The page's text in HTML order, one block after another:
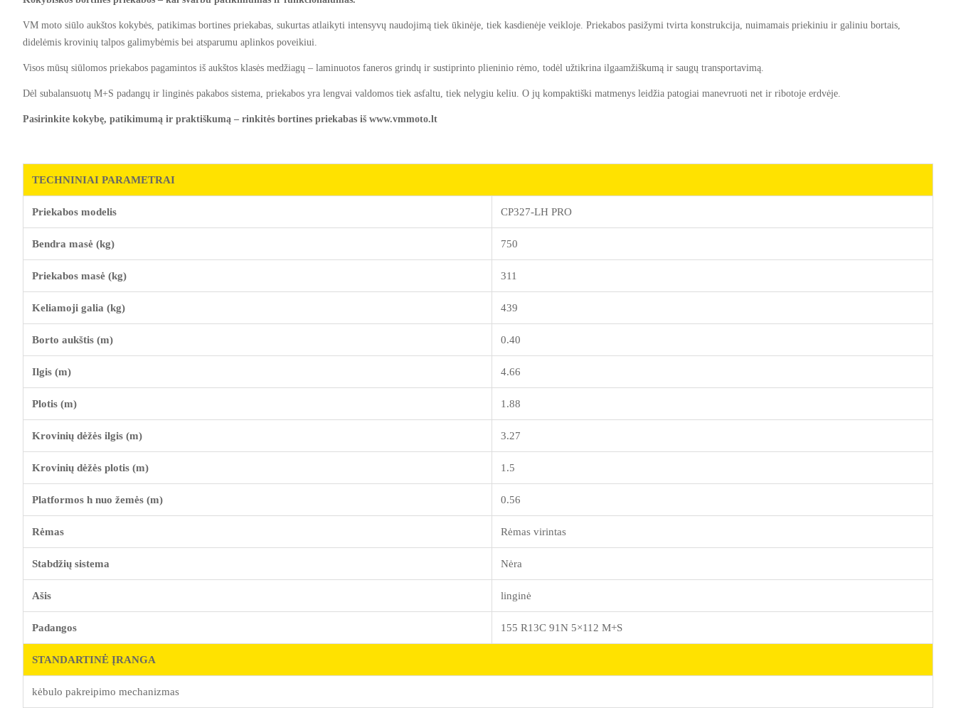
VM moto siūlo aukštos kokybės, patikimas bortines priekabas, sukurtas atlaikyti intensyvų naudojimą tiek ūkinėje, tiek kasdienėje veikloje. Priekabos pasižymi tvirta konstrukcija, nuimamais priekiniu ir galiniu bortais,
didelėmis krovinių talpos galimybėmis bei atsparumu aplinkos poveikiui.
Visos mūsų siūlomos priekabos pagamintos iš aukštos klasės medžiagų – laminuotos faneros grindų ir sustiprinto plieninio rėmo, todėl užtikrina ilgaamžiškumą ir saugų transportavimą.
Dėl subalansuotų M+S padangų ir linginės pakabos sistema, priekabos yra lengvai valdomos tiek asfaltu, tiek nelygiu keliu. O jų kompaktiški matmenys leidžia patogiai manevruoti net ir ribotoje erdvėje.
Pasirinkite kokybę, patikimumą ir praktiškumą – rinkitės bortines priekabas iš www.vmmoto.lt
TECHNINIAI PARAMETRAI
Priekabos modelis CP327-LH PRO
Bendra masė (kg) 750
Priekabos masė (kg) 311
Keliamoji galia (kg) 439
Borto aukštis (m) 0.40
Ilgis (m) 4.66
Plotis (m) 1.88
Krovinių dėžės ilgis (m) 3.27
Krovinių dėžės plotis (m) 1.5
Platformos h nuo žemės (m) 0.56
Rėmas Rėmas virintas
Stabdžių sistema Nėra
Ašis linginė
Padangos 155 R13C 91N 5×112 M+S
STANDARTINĖ ĮRANGA
kėbulo pakreipimo mechanizmas